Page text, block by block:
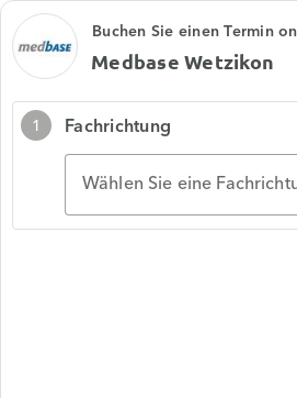
Buchen Sie einen Termin
Medbase Wetzikon
1
Fachrichtung
Wählen Sie eine